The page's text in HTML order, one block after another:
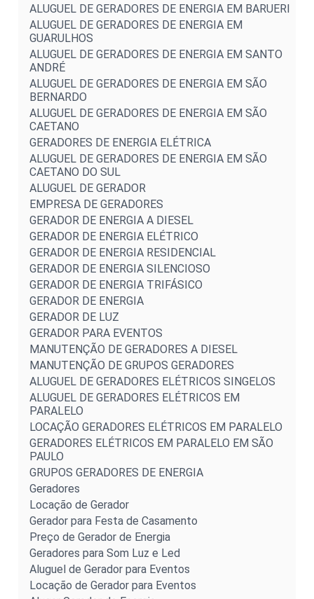
ALUGUEL DE GERADORES DE ENERGIA EM BARUERI
ALUGUEL DE GERADORES DE ENERGIA EM
GUARULHOS
ALUGUEL DE GERADORES DE ENERGIA EM SANTO
ANDRÉ
ALUGUEL DE GERADORES DE ENERGIA EM SÃO
BERNARDO
ALUGUEL DE GERADORES DE ENERGIA EM SÃO
CAETANO
GERADORES DE ENERGIA ELÉTRICA
ALUGUEL DE GERADORES DE ENERGIA EM SÃO
CAETANO DO SUL
ALUGUEL DE GERADOR
EMPRESA DE GERADORES
GERADOR DE ENERGIA A DIESEL
GERADOR DE ENERGIA ELÉTRICO
GERADOR DE ENERGIA RESIDENCIAL
GERADOR DE ENERGIA SILENCIOSO
GERADOR DE ENERGIA TRIFÁSICO
GERADOR DE ENERGIA
GERADOR DE LUZ
GERADOR PARA EVENTOS
MANUTENÇÃO DE GERADORES A DIESEL
MANUTENÇÃO DE GRUPOS GERADORES
ALUGUEL DE GERADORES ELÉTRICOS SINGELOS
ALUGUEL DE GERADORES ELÉTRICOS EM
PARALELO
LOCAÇÃO GERADORES ELÉTRICOS EM PARALELO
GERADORES ELÉTRICOS EM PARALELO EM SÃO
PAULO
GRUPOS GERADORES DE ENERGIA
Geradores
Locação de Gerador
Gerador para Festa de Casamento
Preço de Gerador de Energia
Geradores para Som Luz e Led
Aluguel de Gerador para Eventos
Locação de Gerador para Eventos